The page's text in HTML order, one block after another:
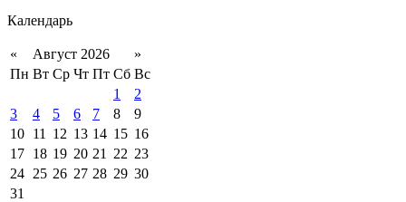
Календарь
« Август 2026
»
Пн Вт Ср Чт Пт Сб Вс
1
2
3
4 5 6 7 8
9
10 11 12 13 14 15 16
17 18 19 20 21 22 23
24 25 26 27 28 29 30
31